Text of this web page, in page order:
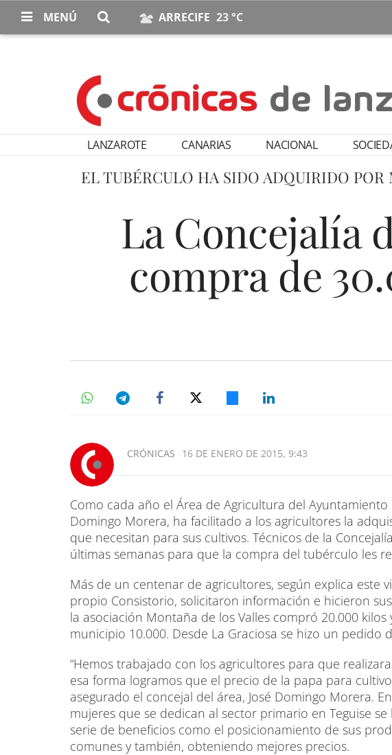
MENÚ ARRECIFE 23 °C
LANZAROTE CANARIAS NACIONAL
EL TUBÉRCULO HA SIDO ADQUIRIDO
La Concejalía
compra de
CRÓNICAS 16 DE ENERO DE 2015, 9:43
Como cada año el Área de Agricultura del Ayuntamiento
Domingo Morera, ha facilitado a los agricultores la
que necesitan para sus cultivos. Técnicos de la
últimas semanas para que la compra del tubérculo les
Más de un centenar de agricultores, según explica este
propio Consistorio, solicitaron información e hicieron
la asociación Montaña de los Valles compró 20.000
municipio 10.000. Desde La Graciosa se hizo un pedido
“Hemos trabajado con los agricultores para que
esa forma logramos que el precio de la papa para
asegurado el concejal del área, José Domingo Morera.
mujeres que se dedican al sector primario en Teguise
serie de beneficios como el posicionamiento de sus
comunes y también, obteniendo mejores precios.